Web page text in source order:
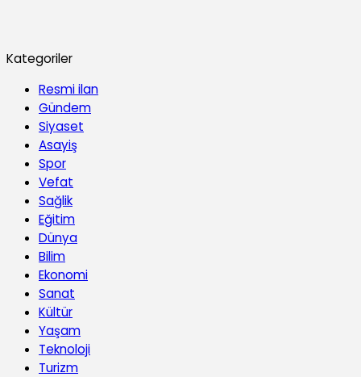
Kategoriler
Resmi ilan
Gündem
Siyaset
Asayiş
Spor
Vefat
Sağlik
Eğitim
Dünya
Bilim
Ekonomi
Sanat
Kültür
Yaşam
Teknoloji
Turizm